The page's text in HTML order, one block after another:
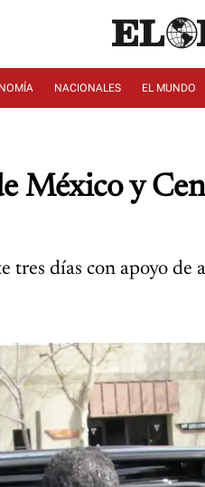
NACIONALES EL MUNDO
México y
días con apoyo de